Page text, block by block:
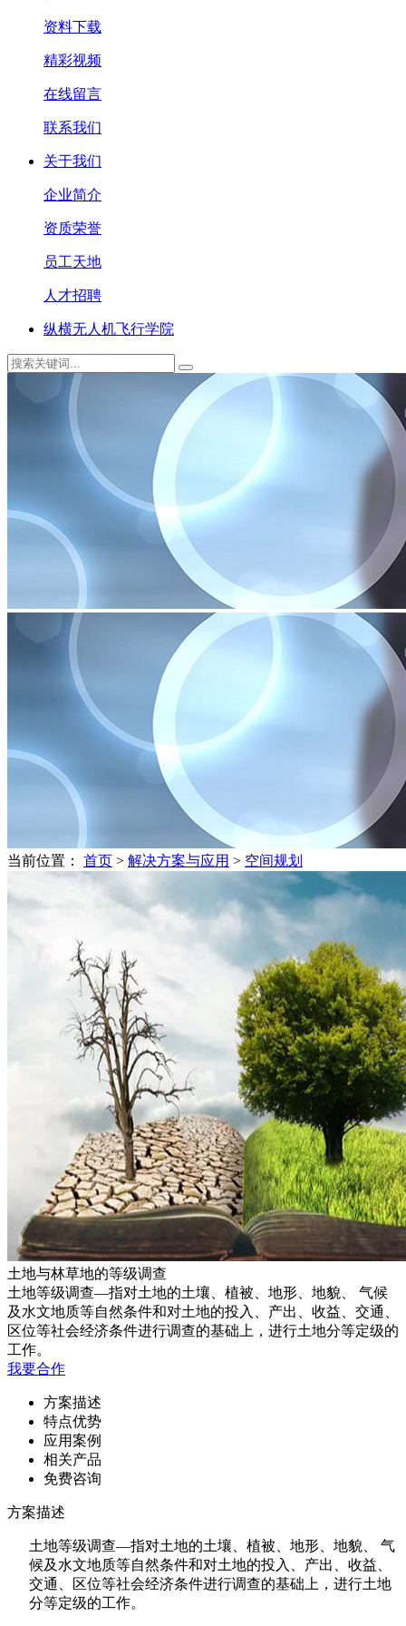
资料下载
精彩视频
在线留言
联系我们
关于我们
企业简介
资质荣誉
员工天地
人才招聘
纵横无人机飞行学院
当前位置： 首页 > 解决方案与应用 > 空间规划
土地与林草地的等级调查
土地等级调查—指对土地的土壤、植被、地形、地貌、 气候
及水文地质等自然条件和对土地的投入、产出、收益、交通、
区位等社会经济条件进行调查的基础上，进行土地分等定级的
工作。
我要合作
方案描述
特点优势
应用案例
相关产品
免费咨询
方案描述
土地等级调查—指对土地的土壤、植被、地形、地貌、 气
候及水文地质等自然条件和对土地的投入、产出、收益、
交通、区位等社会经济条件进行调查的基础上，进行土地
分等定级的工作。